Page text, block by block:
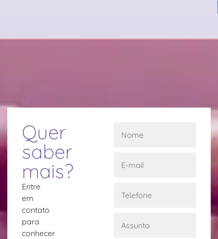
Quer
saber
mais?
Entre
em
contato
para
conhecer